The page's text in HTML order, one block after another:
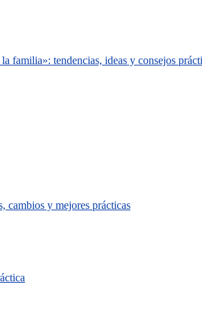
familia»: tendencias, ideas y consejos
cambios y mejores prácticas